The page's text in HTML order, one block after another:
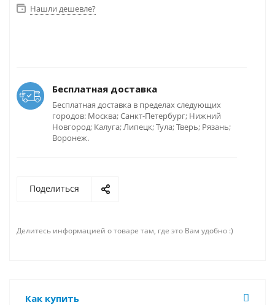
Нашли дешевле?
Бесплатная доставка
Бесплатная доставка в пределах следующих
городов: Москва; Санкт-Петербург; Нижний
Новгород; Калуга; Липецк; Тула; Тверь; Рязань;
Воронеж.
Поделиться
Делитесь информацией о товаре там, где это Вам удобно :)
Как купить